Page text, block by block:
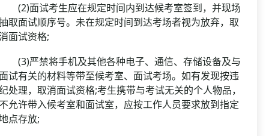
面试考生应在规定时间内到达候考室签到，并现场
取面试顺序号。未在规定时间到达考场者视为放弃，取
面试资格;
严禁将手机及其他各种电子、通信、存储设备及与
试有关的材料等带至候考室、面试考场。如有发现按违
处理，取消面试资格;考生携带与考试无关的个人物品，
允许带入候考室和面试室，应按工作人员要求放到指定
点存放;